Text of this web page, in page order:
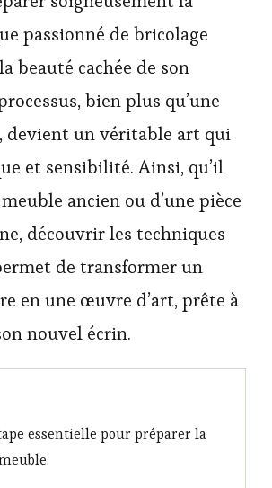
passionné de bricolage
beauté cachée de son
bien plus qu’une
devient un véritable art qui
et sensibilité. Ainsi, qu’il
meuble ancien ou d’une pièce
découvrir les techniques
de transformer un
en une œuvre d’art, prête à
nouvel écrin.
essentielle pour préparer la